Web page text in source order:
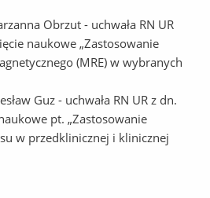
Obrzut - uchwała RN UR
naukowe „Zastosowanie
(MRE) w wybranych
Guz - uchwała RN UR z dn.
pt. „Zastosowanie
w przedklinicznej i klinicznej